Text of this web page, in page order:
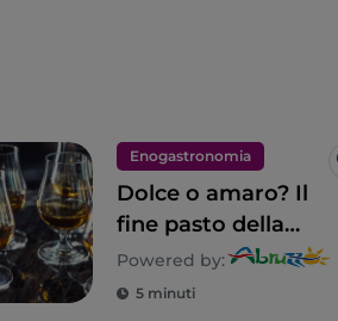
Enogastronomia
Dolce o amaro? Il
fine pasto della
tradizione
abruzzese
Powered by:
5 minuti